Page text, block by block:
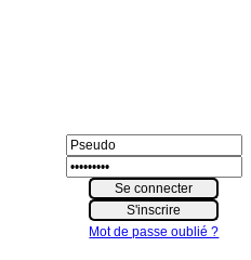
Mot de passe oublié ?